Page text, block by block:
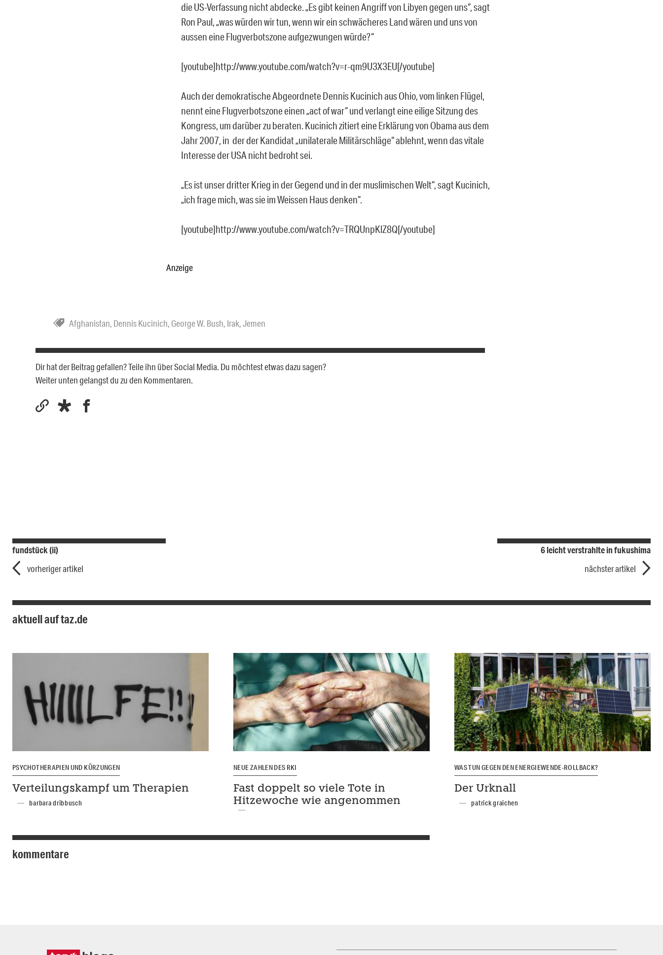
die US-Verfassung nicht abdecke. „Es gibt keinen Angriff von Libyen gegen uns“, sagt
Ron Paul, „was würden wir tun, wenn wir ein schwächeres Land wären und uns von
aussen eine Flugverbotszone aufgezwungen würde?“
[youtube]http://www.youtube.com/watch?v=r-qm9U3X3EU[/youtube]
Auch der demokratische Abgeordnete Dennis Kucinich aus Ohio, vom linken Flügel,
nennt eine Flugverbotszone einen „act of war“ und verlangt eine eilige Sitzung des
Kongress, um darüber zu beraten. Kucinich zitiert eine Erklärung von Obama aus dem
Jahr 2007, in der der Kandidat „unilaterale Militärschläge“ ablehnt, wenn das vitale
Interesse der USA nicht bedroht sei.
„Es ist unser dritter Krieg in der Gegend und in der muslimischen Welt“, sagt Kucinich,
„ich frage mich, was sie im Weissen Haus denken“.
[youtube]http://www.youtube.com/watch?v=TRQUnpKlZ8Q[/youtube]
Anzeige
Afghanistan, Dennis Kucinich, George W. Bush, Irak,Jemen
Dir hat der Beitrag gefallen? Teile ihn über Social Media. Du möchtest etwas dazu sagen?
Weiter unten gelangst du zu den Kommentaren.
fundstück (ii)
vorheriger artikel
6 leicht verstrahlte in fukushima
nächster artikel
aktuell auf taz.de
PSYCHOTHERAPIEN UND KÜRZUNGEN
Verteilungskampf um Therapien
barbara dribbusch
NEUE ZAHLEN DES RKI
Fast doppelt so viele Tote in
Hitzewoche wie angenommen
WAS TUN GEGEN DEN ENERGIEWENDE-ROLLBACK?
Der Urknall
patrick graichen
kommentare